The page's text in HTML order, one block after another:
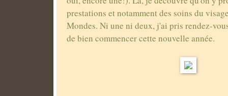
prestations et notamment des soins du
Mondes. Ni une ni deux, j'ai pris rendez-
de bien commencer cette nouvelle année.